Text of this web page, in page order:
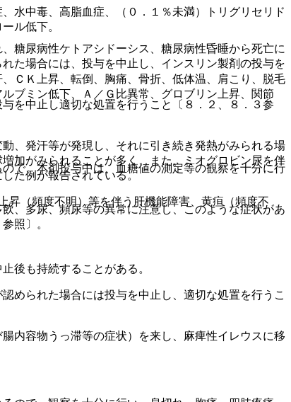
水中毒、高脂血症、（０．１％未満）トリグリセリド
ル低下。
ＣＫ上昇、転倒、胸痛、骨折、低体温、肩こり、脱毛
ブミン低下、Ａ／Ｇ比異常、グロブリン上昇、関節
で、本剤投与中は、血糖値の測定等の観察を十分に行
、多尿、頻尿等の異常に注意し、このような症状があ
照〕。
糖尿病性ケトアシドーシス、糖尿病性昏睡から死亡に
た場合には、投与を中止し、インスリン製剤の投与を
を中止し適切な処置を行うこと〔８．２、８．３参
、発汗等が発現し、それに引き続き発熱がみられる場
加がみられることが多く、また、ミオグロビン尿を伴
た例が報告されている。
（頻度不明）等を伴う肝機能障害、黄疸（頻度不
後も持続することがある。
められた場合には投与を中止し、適切な処置を行うこ
内容物うっ滞等の症状）を来し、麻痺性イレウスに移